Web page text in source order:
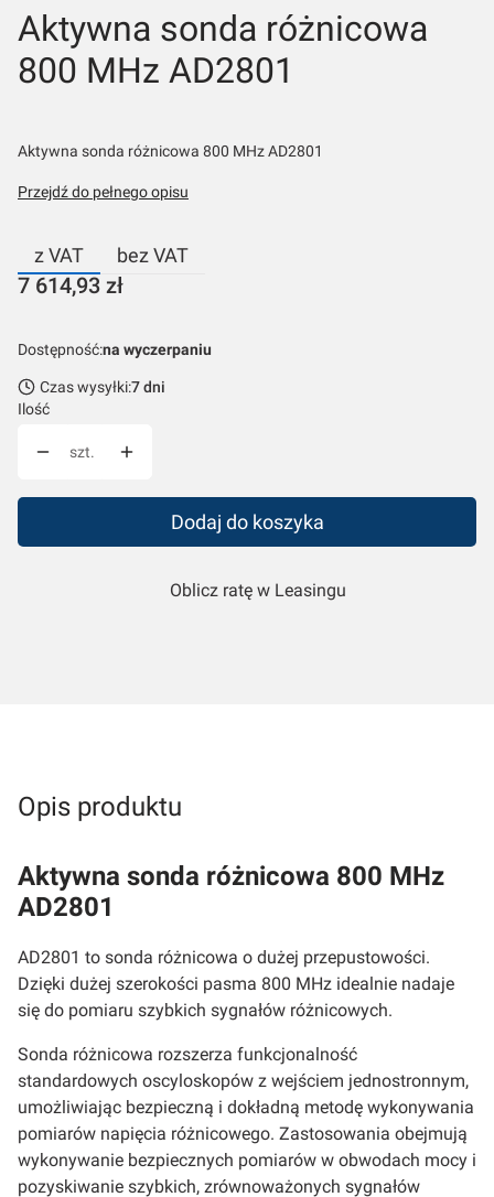
Aktywna sonda różnicowa
800 MHz AD2801
Aktywna sonda różnicowa 800 MHz AD2801
Przejdź do pełnego opisu
z VAT bez VAT
Cena
7 614,93 zł
Dostępność:na wyczerpaniu
Czas wysyłki:7 dni
Ilość
szt.
Dodaj do koszyka
Oblicz ratę w Leasingu
Opis produktu
Aktywna sonda różnicowa 800 MHz
AD2801
AD2801 to sonda różnicowa o dużej przepustowości.
Dzięki dużej szerokości pasma 800 MHz idealnie nadaje
się do pomiaru szybkich sygnałów różnicowych.
Sonda różnicowa rozszerza funkcjonalność
standardowych oscyloskopów z wejściem jednostronnym,
umożliwiając bezpieczną i dokładną metodę wykonywania
pomiarów napięcia różnicowego. Zastosowania obejmują
wykonywanie bezpiecznych pomiarów w obwodach mocy i
pozyskiwanie szybkich, zrównoważonych sygnałów